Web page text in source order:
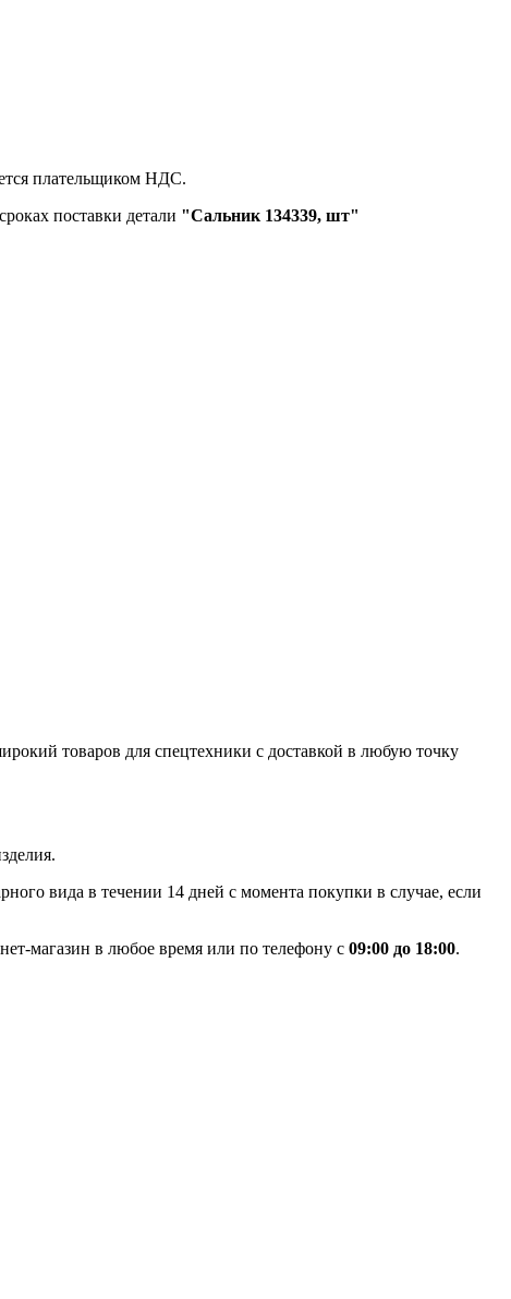
плательщиком НДС.
поставки детали "Сальник 134339, шт"
товаров для спецтехники с доставкой в любую точку
вида в течении 14 дней с момента покупки в случае, если
магазин в любое время или по телефону с 09:00 до 18:00.